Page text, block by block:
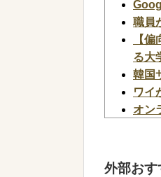
職員
【
る大
韓国
ワイ
オン
【中
外部お